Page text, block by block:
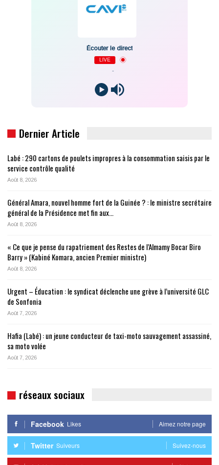
Écouter le direct
LIVE
Dernier Article
Labé : 290 cartons de poulets impropres à la consommation saisis par le
service contrôle qualité
Août 8, 2026
Général Amara, nouvel homme fort de la Guinée ? : le ministre secrétaire
général de la Présidence met fin aux…
Août 8, 2026
« Ce que je pense du rapatriement des Restes de l’Almamy Bocar Biro
Barry » (Kabiné Komara, ancien Premier ministre)
Août 8, 2026
Urgent – Éducation : le syndicat déclenche une grève à l’université GLC
de Sonfonia
Août 7, 2026
Hafia (Labé) : un jeune conducteur de taxi-moto sauvagement assassiné,
sa moto volée
Août 7, 2026
réseaux sociaux
Facebook Likes Aimez notre page
Twitter Suiveurs Suivez-nous